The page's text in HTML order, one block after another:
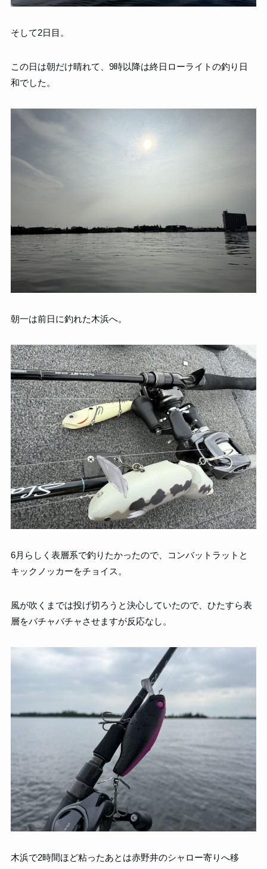
そして2日目。
この日は朝だけ晴れて、9時以降は終日ローライトの釣り日
和でした。
朝一は前日に釣れた木浜へ。
6月らしく表層系で釣りたかったので、コンバットラットと
キックノッカーをチョイス。
風が吹くまでは投げ切ろうと決心していたので、ひたすら表
層をバチャバチャさせますが反応なし。
木浜で2時間ほど粘ったあとは赤野井のシャロー寄りへ移